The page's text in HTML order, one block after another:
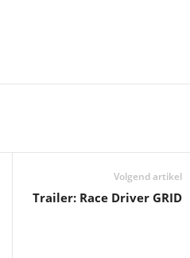
Volgend artikel
Trailer: Race Driver GRID